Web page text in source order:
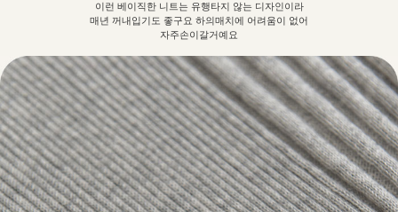
이런 베이직한 니트는 유행타지 않는 디자인이라
매년 꺼내입기도 좋구요 하의매치에 어려움이 없어
자주손이갈거예요